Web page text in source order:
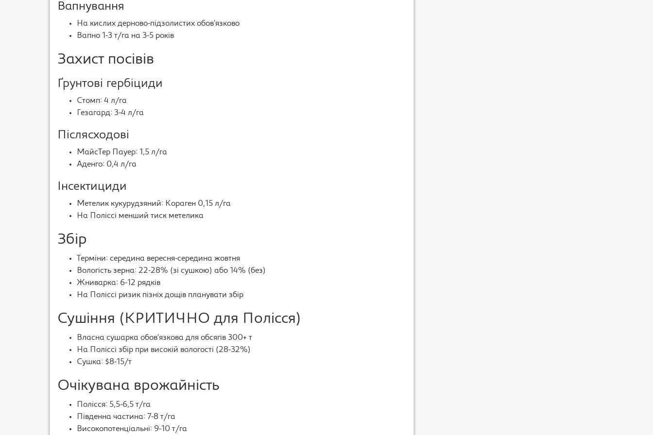
Вапнування
На кислих дерново-підзолистих обов’язково
Вапно 1-3 т/га на 3-5 років
Захист посівів
Ґрунтові гербіциди
Стомп: 4 л/га
Гезагард: 3-4 л/га
Післясходові
МайсТер Пауер: 1,5 л/га
Аденго: 0,4 л/га
Інсектициди
Метелик кукурудзяний: Кораген 0,15 л/га
На Поліссі менший тиск метелика
Збір
Терміни: середина вересня-середина жовтня
Вологість зерна: 22-28% (зі сушкою) або 14% (без)
Жниварка: 6-12 рядків
На Поліссі ризик пізніх дощів планувати збір
Сушіння (КРИТИЧНО для Полісся)
Власна сушарка обов’язкова для обсягів 300+ т
На Поліссі збір при високій вологості (28-32%)
Сушка: $8-15/т
Очікувана врожайність
Полісся: 5,5-6,5 т/га
Південна частина: 7-8 т/га
Високопотенціальні: 9-10 т/га